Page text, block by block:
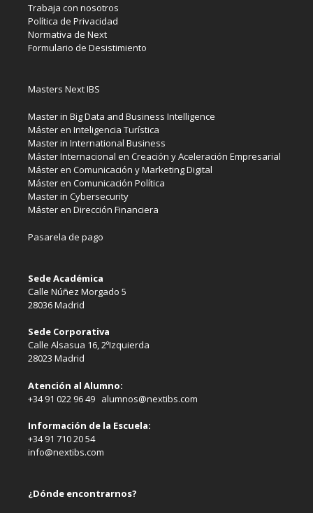
Trabaja con nosotros
Política de Privacidad
Normativa de Next
Formulario de Desistimiento
Masters Next IBS
Master in Big Data and Business Intelligence
Máster en Inteligencia Turística
Master in International Business
Máster Internacional en Creación y Aceleración Empresarial
Máster en Comunicación y Marketing Digital
Máster en Comunicación Política
Master in Cybersecurity
Máster en Dirección Financiera
Pasarela de pago
Sede Académica
Calle Núñez Morgado 5
28036 Madrid
Sede Corporativa
Calle Alsasua 16, 2ºIzquierda
28023 Madrid
Atención al Alumno:
+34 91 022 96 49 alumnos@nextibs.com
Información de la Escuela:
+34 91 710 20 54
info@nextibs.com
¿Dónde encontrarnos?